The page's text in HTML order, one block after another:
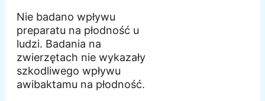
Nie badano wpływu
preparatu na płodność u
ludzi. Badania na
zwierzętach nie wykazały
szkodliwego wpływu
awibaktamu na płodność.